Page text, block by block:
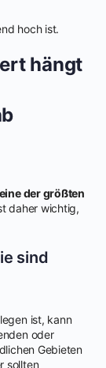
hoch ist.
hängt
der größten
daher wichtig,
sind
ist, kann
oder
Gebieten
sollten